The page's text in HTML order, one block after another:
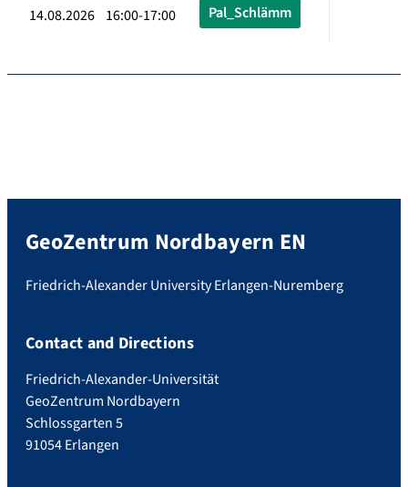
14.08.2026 16:00-17:00 Pal_Schlämm
GeoZentrum Nordbayern EN
Friedrich-Alexander University Erlangen-Nuremberg
Contact and Directions
Friedrich-Alexander-Universität
GeoZentrum Nordbayern
Schlossgarten 5
91054 Erlangen